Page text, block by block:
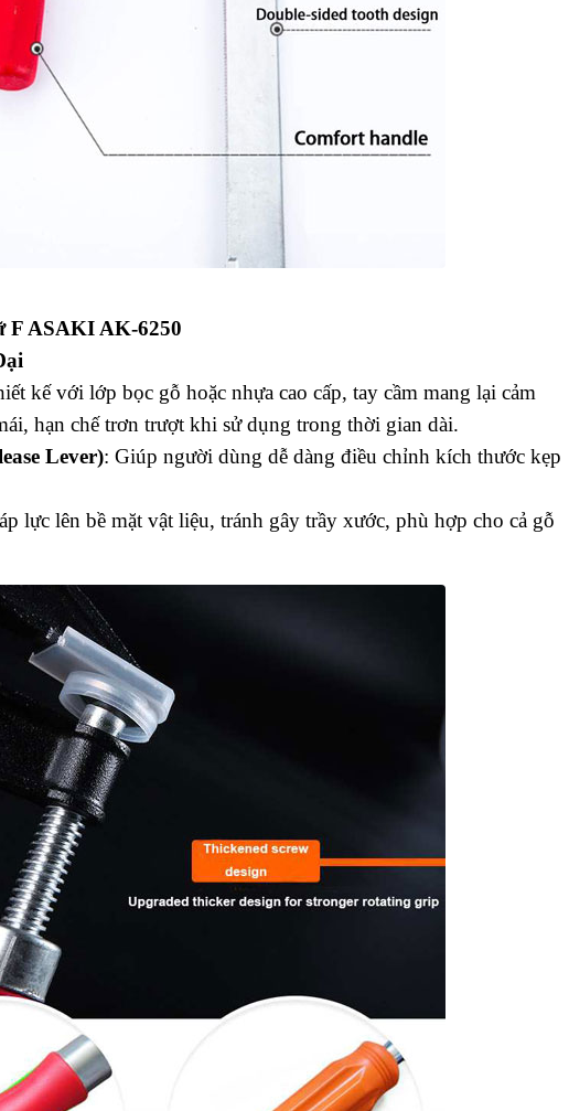
F ASAKI AK-6250
kế với lớp bọc gỗ hoặc nhựa cao cấp, tay cầm mang lại cảm
hạn chế trơn trượt khi sử dụng trong thời gian dài.
Lever): Giúp người dùng dễ dàng điều chỉnh kích thước kẹp
lực lên bề mặt vật liệu, tránh gây trầy xước, phù hợp cho cả gỗ